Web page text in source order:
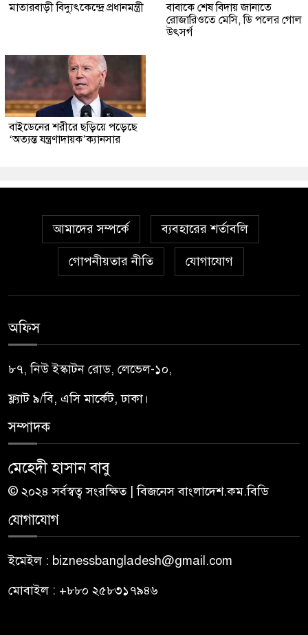
মাতারবাড়ী বিদ্যুৎকেন্দ্রে প্রধানমন্ত্রী
বাবাকে শেষ বিদায় জানাতে
রোজারিওতে মেসি, ডি পলের গোল
উৎসর্গ
বাইডেনের শরীরে ছড়িয়ে পড়েছে
‘অত্যন্ত যন্ত্রণাদায়ক’ক্যানসার
আমাদের সম্পর্কে ব্যবহারের শর্তাবলি
গোপনীয়তার নীতি যোগাযোগ
অফিস
৮৭, নিউ ইস্কাটন রোড, লেভেল-১০,
ফ্ল্যাট ৯/বি, এসি মার্কেট, ঢাকা।
সম্পাদক
মেহেদী হাসান বাবু
© ২০২৪ সর্বস্বত্ব সংরক্ষিত | বিজনেস বাংলাদেশ.কম.বিডি
যোগাযোগ
ইমেইল : biznessbangladesh@gmail.com
মোবাইল : +৮৮০ ২৫৮৩১৭৯৪৬